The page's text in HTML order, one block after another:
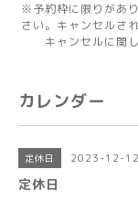
※予約枠に限りがあ
さい。キャンセルさ
キャンセルに関
カレンダー
定休日 2023-12-
定休日